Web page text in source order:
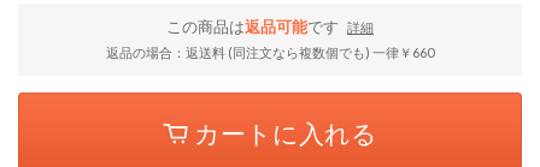
この商品は返品可能です
詳細
返品の場合：返送料 (同注文なら複数個でも) 一律￥660
カートに入れる